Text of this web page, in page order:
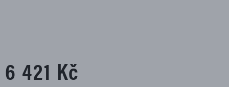
6 421 Kč